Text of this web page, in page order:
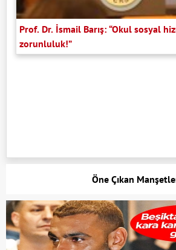
Prof. Dr. İsmail Barış: “Okul sosyal
zorunluluk!”
Öne Çıkan